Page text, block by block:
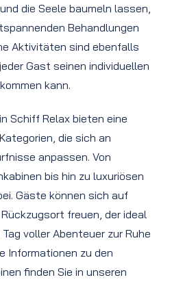
die Seele baumeln lassen,
Behandlungen
Aktivitäten sind ebenfalls
Gast seinen individuellen
kann.
Schiff Relax bieten eine
die sich an
anpassen. Von
bis hin zu luxuriösen
Gäste können sich auf
freuen, der ideal
voller Abenteuer zur Ruhe
Informationen zu den
finden Sie in unseren